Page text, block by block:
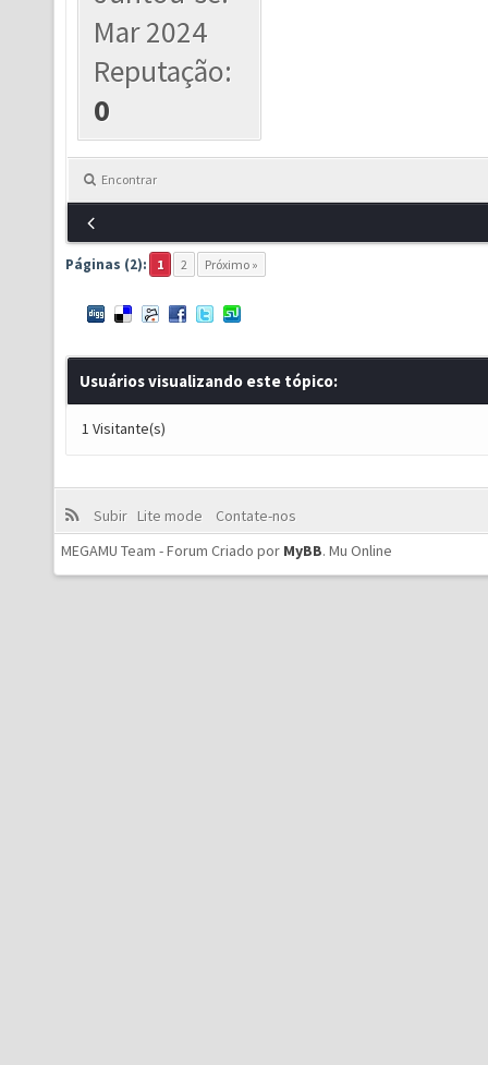
Mar 2024
Reputação:
0
Encontrar
Páginas (2): 1 2 Próximo »
Usuários visualizando este tópico:
1 Visitante(s)
Subir Lite mode
Contate-nos
MEGAMU Team - Forum Criado por MyBB. Mu Online